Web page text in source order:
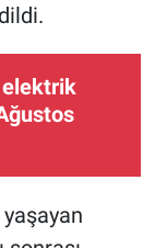
elektrik